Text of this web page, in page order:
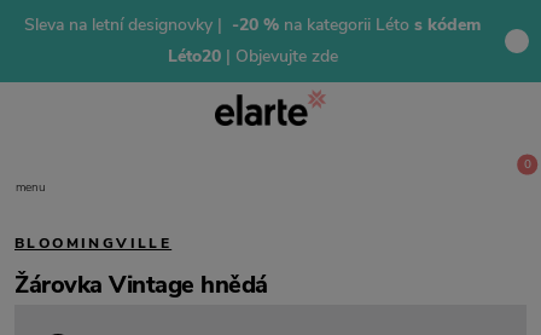
Sleva na letní designovky | -20 % na kategorii Léto s kódem
Léto20 | Objevujte zde
menu
0
BLOOMINGVILLE
Žárovka Vintage hnědá